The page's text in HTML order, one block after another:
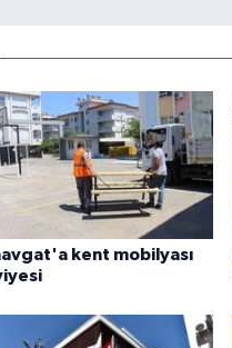
kent mobilyası